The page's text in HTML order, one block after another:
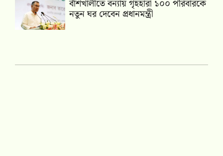
বাঁশখালীতে বন্যায় গৃহহারা ১০০ পরিবারকে
নতুন ঘর দেবেন প্রধানমন্ত্রী